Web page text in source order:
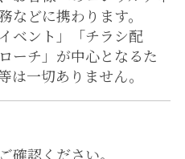
などに携わります。
ベント」「チラシ配
ーチ」が中心となるた
は一切ありません。
確認ください。